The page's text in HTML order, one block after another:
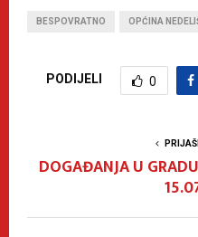
BESPOVRATNO OPĆINA
PODIJELI 0
DOGAĐANJA U